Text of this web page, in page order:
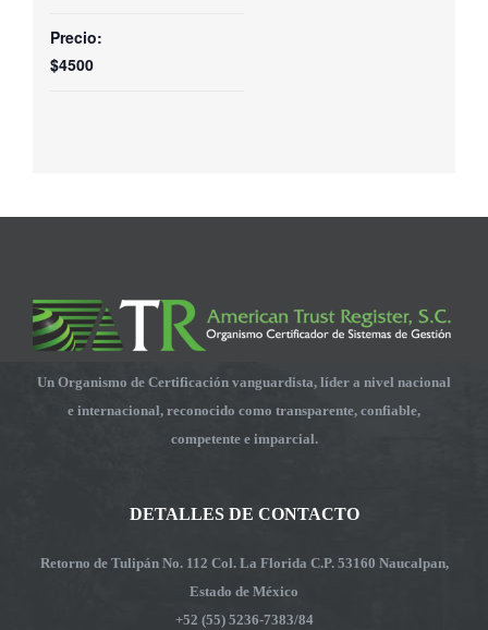
Precio:
$4500
Un Organismo de Certificación vanguardista, líder a nivel nacional
e internacional, reconocido como transparente, confiable,
competente e imparcial.
DETALLES DE CONTACTO
Retorno de Tulipán No. 112 Col. La Florida C.P. 53160 Naucalpan,
Estado de México
+52 (55) 5236-7383/84